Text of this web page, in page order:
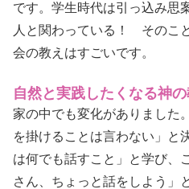
です。学生時代は引っ込み思
人と関わっている！ そのこ
会の教えはすごいです。
自然と実践したくなる神の
家の中でも変化がありました
を掛けることは言わない」と
は何でも話すこと」と学び、
さん、ちょっと話をしよう」